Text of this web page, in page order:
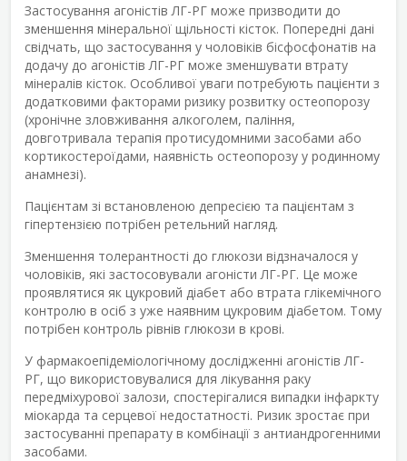
Застосування агоністів ЛГ-РГ може призводити до
зменшення мінеральної щільності кісток. Попередні дані
свідчать, що застосування у чоловіків бісфосфонатів на
додачу до агоністів ЛГ-РГ може зменшувати втрату
мінералів кісток. Особливої уваги потребують пацієнти з
додатковими факторами ризику розвитку остеопорозу
(хронічне зловживання алкоголем, паління,
довготривала терапія протисудомними засобами або
кортикостероїдами, наявність остеопорозу у родинному
анамнезі).
Пацієнтам зі встановленою депресією та пацієнтам з
гіпертензією потрібен ретельний нагляд.
Зменшення толерантності до глюкози відзначалося у
чоловіків, які застосовували агоністи ЛГ-РГ. Це може
проявлятися як цукровий діабет або втрата глікемічного
контролю в осіб з уже наявним цукровим діабетом. Тому
потрібен контроль рівнів глюкози в крові.
У фармакоепідеміологічному дослідженні агоністів ЛГ-
РГ, що використовувалися для лікування раку
передміхурової залози, спостерігалися випадки інфаркту
міокарда та серцевої недостатності. Ризик зростає при
застосуванні препарату в комбінації з антиандрогенними
засобами.